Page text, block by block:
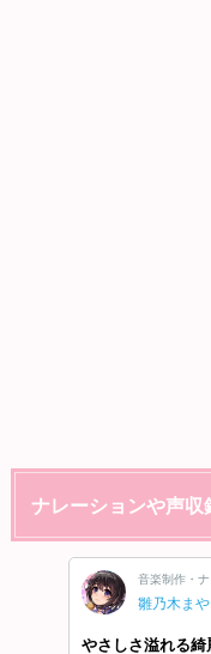
ナレーションや声収